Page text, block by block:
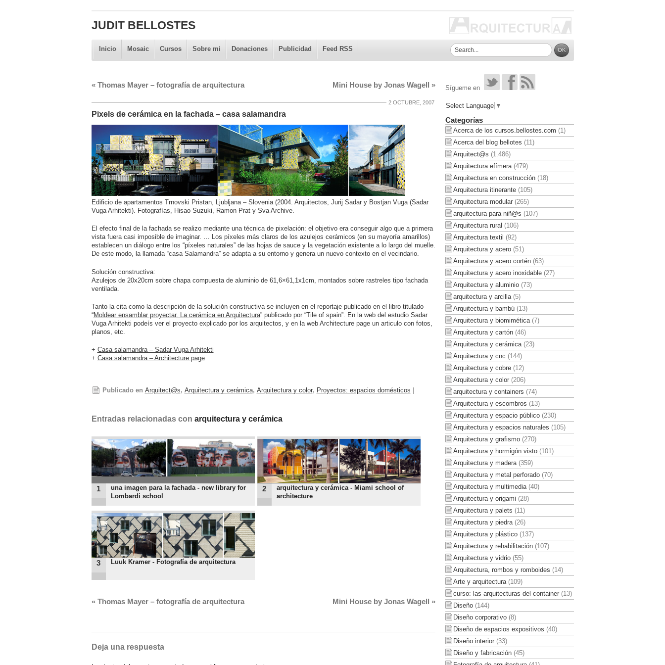
JUDIT BELLOSTES
Inicio Mosaic Cursos Sobre mi Donaciones Publicidad Feed RSS
«Thomas Mayer – fotografía de arquitectura Mini House by Jonas Wagell »
2 OCTUBRE, 2007
Pixels de cerámica en la fachada – casa salamandra
Edificio de apartamentos Trnovski Pristan, Ljubljana – Slovenia (2004. Arquitectos, Jurij Sadar y Bostjan Vuga (Sadar
Vuga Arhitekti). Fotografías, Hisao Suzuki, Ramon Prat y Sva Archive.
El efecto final de la fachada se realizo mediante una técnica de pixelación: el objetivo era conseguir algo que a primera
vista fuera casi imposible de imaginar. … Los píxeles más claros de los azulejos cerámicos (en su mayoría amarillos)
establecen un diálogo entre los “píxeles naturales” de las hojas de sauce y la vegetación existente a lo largo del muelle.
De este modo, la llamada “casa Salamandra” se adapta a su entorno y genera un nuevo contexto en el vecindario.
Solución constructiva:
Azulejos de 20x20cm sobre chapa compuesta de aluminio de 61,6×61,1x1cm, montados sobre rastreles tipo fachada
ventilada.
Tanto la cita como la descripción de la solución constructiva se incluyen en el reportaje publicado en el libro titulado
“Moldear ensamblar proyectar. La cerámica en Arquitectura” publicado por “Tile of spain”. En la web del estudio Sadar
Vuga Arhitekti podeís ver el proyecto explicado por los arquitectos, y en la web Architecture page un articulo con fotos,
planos, etc.
+ Casa salamandra – Sadar Vuga Arhitekti
+ Casa salamandra – Architecture page
Publicado en Arquitect@s, Arquitectura y cerámica, Arquitectura y color, Proyectos: espacios domésticos
Entradas relacionadas con arquitectura y cerámica
1
una imagen para la fachada - new library for
Lombardi school
2
arquitectura y cerámica - Miami school of
architecture
3 Luuk Kramer - Fotografía de arquitectura
«Thomas Mayer – fotografía de arquitectura Mini House by Jonas Wagell »
Deja una respuesta
Sígueme en
Select Language ▼
Categorías
Acerca de los cursos.bellostes.com (1)
Acerca del blog bellotes (11)
Arquitect@s (1.486)
Arquitectura efímera(479)
Arquitectura en construcción(18)
Arquitectura itinerante(105)
Arquitectura modular(265)
arquitectura para niñ@s (107)
Arquitectura rural (106)
Arquitectura textil (92)
Arquitectura y acero(51)
Arquitectura y acero cortén(63)
Arquitectura y acero inoxidable(27)
Arquitectura y aluminio(73)
arquitectura y arcilla(5)
Arquitectura y bambú(13)
Arquitectura y biomimética(7)
Arquitectura y cartón(46)
Arquitectura y cerámica(23)
Arquitectura y cnc (144)
Arquitectura y cobre(12)
Arquitectura y color(206)
arquitectura y containers (74)
Arquitectura y escombros (13)
Arquitectura y espacio público(230)
Arquitectura y espacios naturales (105)
Arquitectura y grafismo(270)
Arquitectura y hormigón visto(101)
Arquitectura y madera(359)
Arquitectura y metal perforado(70)
Arquitectura y multimedia(40)
Arquitectura y origami (28)
Arquitectura y palets (11)
Arquitectura y piedra(26)
Arquitectura y plástico(137)
Arquitectura y rehabilitación(107)
Arquitectura y vidrio(55)
Arquitectura, rombos y romboides (14)
Arte y arquitectura(109)
curso: las arquitecturas del container(13)
Diseño(144)
Diseño corporativo(8)
Diseño de espacios expositivos (40)
Diseño interior(33)
Diseño y fabricación(45)